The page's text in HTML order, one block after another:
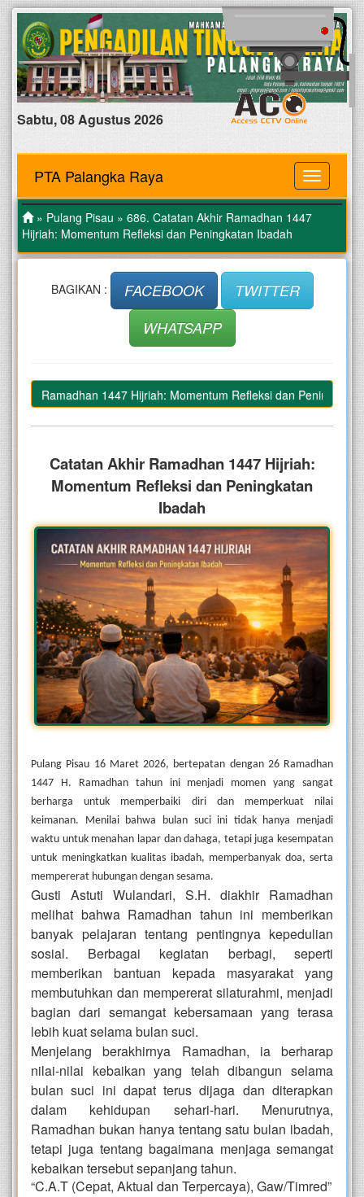
Sabtu, 08 Agustus 2026
MENU
PTA Palangka Raya
» Pulang Pisau » 686. Catatan Akhir Ramadhan 1447
Hijriah: Momentum Refleksi dan Peningkatan Ibadah
BAGIKAN : FACEBOOK
TWITTER
WHATSAPP
Ramadhan 1447 Hijriah: Momentum Refleksi dan Peningkatan
Catatan Akhir Ramadhan 1447 Hijriah:
Momentum Refleksi dan Peningkatan
Ibadah
Pulang Pisau 16 Maret 2026, bertepatan dengan 26 Ramadhan
1447 H. Ramadhan tahun ini menjadi momen yang sangat
berharga untuk memperbaiki diri dan memperkuat nilai
keimanan. Menilai bahwa bulan suci ini tidak hanya menjadi
waktu untuk menahan lapar dan dahaga, tetapi juga kesempatan
untuk meningkatkan kualitas ibadah, memperbanyak doa, serta
mempererat hubungan dengan sesama.
Gusti Astuti Wulandari, S.H. diakhir Ramadhan
melihat bahwa Ramadhan tahun ini memberikan
banyak pelajaran tentang pentingnya kepedulian
sosial. Berbagai kegiatan berbagi, seperti
memberikan bantuan kepada masyarakat yang
membutuhkan dan mempererat silaturahmi, menjadi
bagian dari semangat kebersamaan yang terasa
lebih kuat selama bulan suci.
Menjelang berakhirnya Ramadhan, ia berharap
nilai-nilai kebaikan yang telah dibangun selama
bulan suci ini dapat terus dijaga dan diterapkan
dalam kehidupan sehari-hari. Menurutnya,
Ramadhan bukan hanya tentang satu bulan ibadah,
tetapi juga tentang bagaimana menjaga semangat
kebaikan tersebut sepanjang tahun.
“C.A.T (Cepat, Aktual dan Terpercaya), Gaw/Timred”